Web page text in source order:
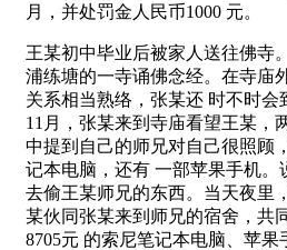
月，并处罚金人民币1000 元。
王某初中毕业后被家人送往佛寺
浦练塘的一寺诵佛念经。在寺庙
关系相当熟络，张某还 时不时会
11月，张某来到寺庙看望王某，
中提到自己的师兄对自己很照顾
记本电脑，还有 一部苹果手机。
去偷王某师兄的东西。当天夜里
某伙同张某来到师兄的宿舍，共
8705元 的索尼笔记本电脑、苹果